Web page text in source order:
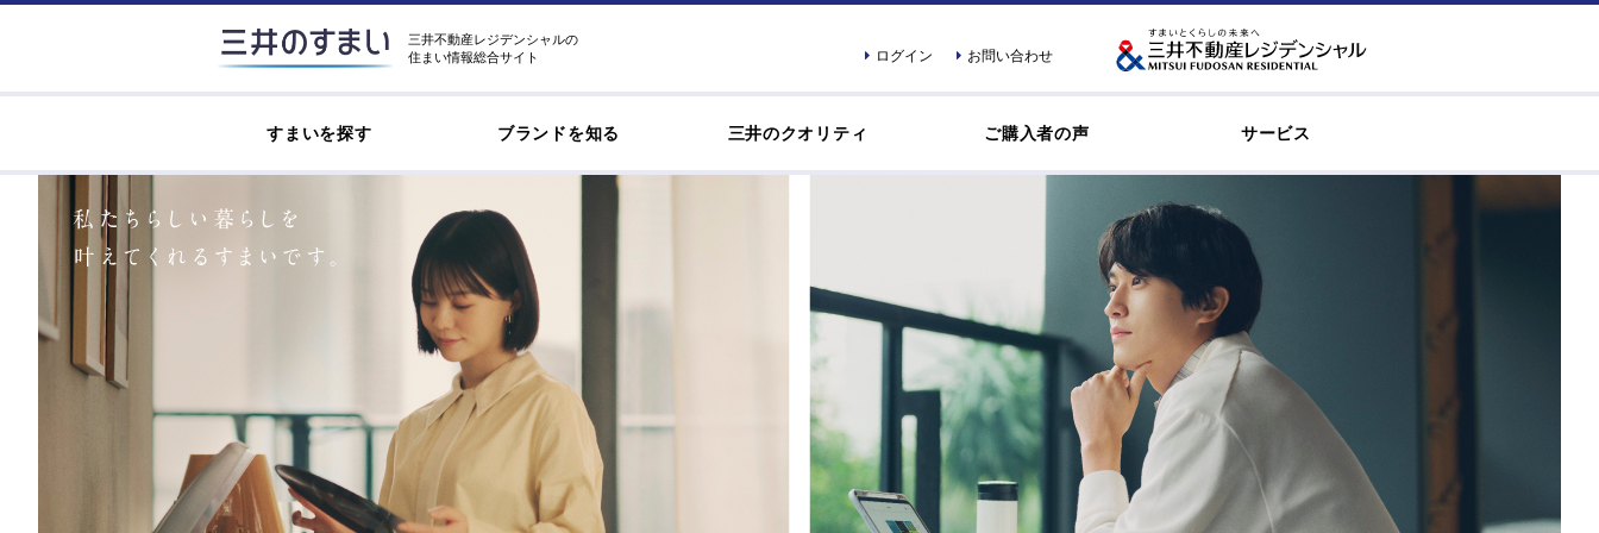
ログイン お問い合わせ
三井不動産レジデンシャルの
住まい情報総合サイト
すまいを探す ブランドを知る 三井のクオリティ ご購入者の声 サービス